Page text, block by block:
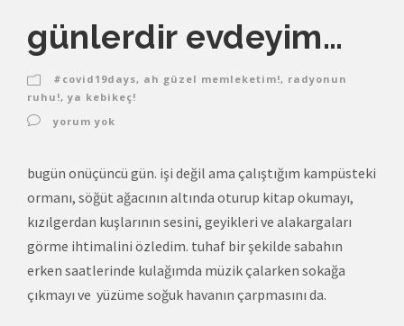
günlerdir evdeyim…
#covid19days, ah güzel memleketim!, radyonun
ruhu!, ya kebikeç!
yorum yok
bugün onüçüncü gün. işi değil ama çalıştığım kampüsteki
ormanı, söğüt ağacının altında oturup kitap okumayı,
kızılgerdan kuşlarının sesini, geyikleri ve alakargaları
görme ihtimalini özledim. tuhaf bir şekilde sabahın
erken saatlerinde kulağımda müzik çalarken sokağa
çıkmayı ve yüzüme soğuk havanın çarpmasını da.